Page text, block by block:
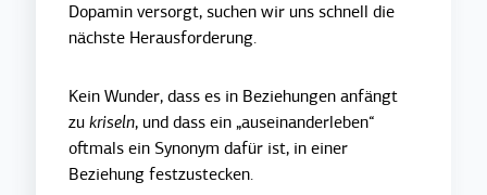
Dopamin versorgt, suchen wir uns schnell die
nächste Herausforderung.
Kein Wunder, dass es in Beziehungen anfängt
zukriseln, und dass ein „auseinanderleben“
oftmals ein Synonym dafür ist, in einer
Beziehung festzustecken.